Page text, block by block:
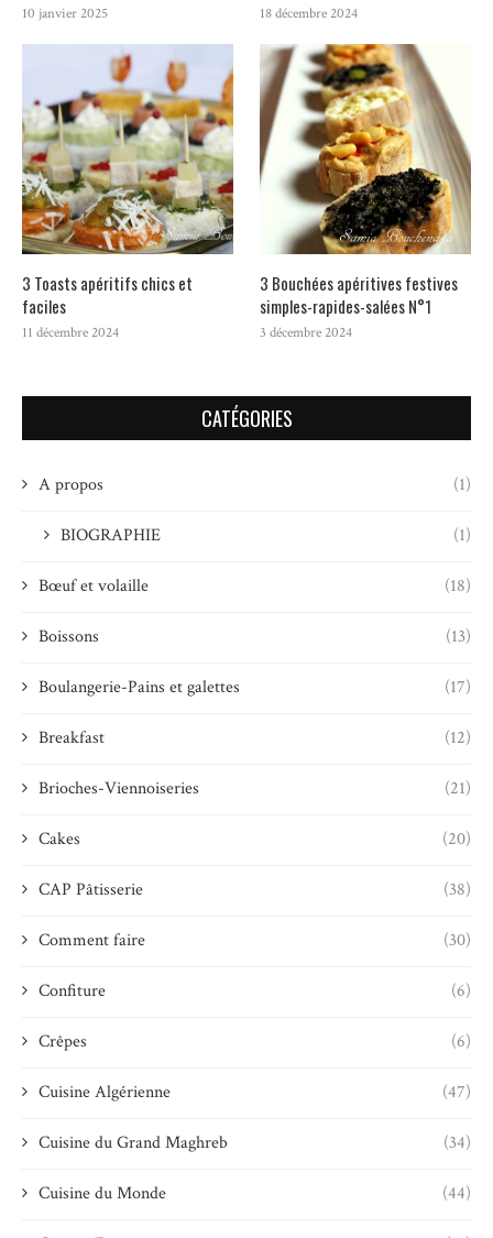
10 janvier 2025 18 décembre 2024
3 Toasts apéritifs chics et
faciles
11 décembre 2024
3 Bouchées apéritives festives
simples-rapides-salées N°1
3 décembre 2024
CATÉGORIES
A propos (1)
BIOGRAPHIE (1)
Bœuf et volaille (18)
Boissons (13)
Boulangerie-Pains et galettes (17)
Breakfast (12)
Brioches-Viennoiseries (21)
Cakes (20)
CAP Pâtisserie (38)
Comment faire (30)
Confiture (6)
Crêpes (6)
Cuisine Algérienne (47)
Cuisine du Grand Maghreb (34)
Cuisine du Monde (44)